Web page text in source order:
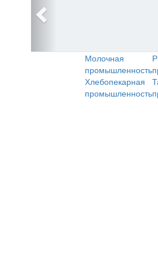
Молочная
промышленность
Хлебопекарная
промышленность